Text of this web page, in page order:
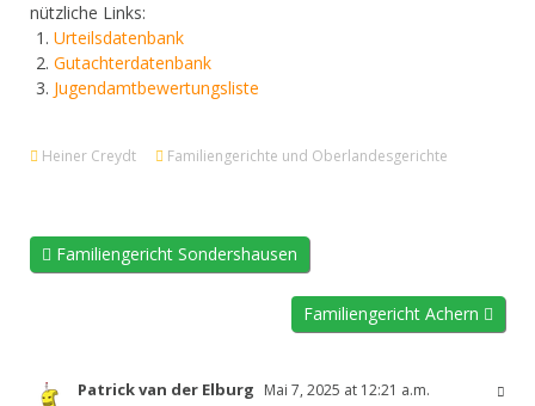
nützliche Links:
Urteilsdatenbank
Gutachterdatenbank
Jugendamtbewertungsliste
Heiner Creydt Familiengerichte und Oberlandesgerichte
Familiengericht Sondershausen
Familiengericht Achern
Patrick van der Elburg Mai 7, 2025 at 12:21 a.m.